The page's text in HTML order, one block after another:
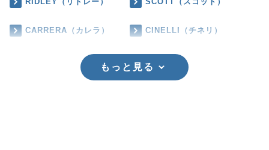
CARRERA（カレラ） CINELLI（チネリ）
もっと見る